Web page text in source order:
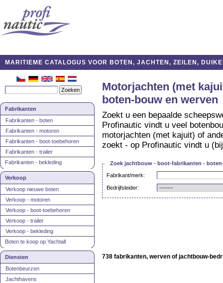
MARITIEME CATALOGUS VOOR BOTEN, JACHTEN, ZEILEN,
Fabrikanten
Fabrikanten - boten
Fabrikanten - motoren
Fabrikanten - boot-toebehoren
Fabrikanten - trailer
Fabrikanten - bekleding
Verkoop
Verkoop nieuwe boten
Verkoop - motoren
Verkoop - boot-toebehoren
Verkoop - trailer
Verkoop - bekleding
Boten te koop op Yachtall
Diensten
Botenbeurzen
Jachthavens
Motorjachten (met
boten-bouw en werven
Zoekt u een bepaalde
Profinautic vindt u veel
motorjachten (met kajuit) of
zoekt - op Profinautic vindt u
Zoek jachtbouw - boot-fabrikanten -
Fabrikant/merk:
Bedrijfsleider:
738 fabrikanten, werven of jachtbouw-